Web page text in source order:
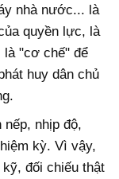
nhà nước... là
quyền lực, là
là "cơ chế" để
huy dân chủ
nếp, nhịp độ,
kỳ. Vì vậy,
đối chiếu thật